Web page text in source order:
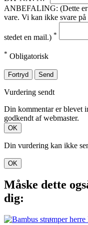
ANBEFALING: (Dette er
vare. Vi kan ikke svare
stedet en mail.) *
* Obligatorisk
Fortryd Send
Vurdering sendt
Din kommentar er blevet
godkendt af webmaster.
OK
Din vurdering kan ikke
OK
Måske dette
dig: